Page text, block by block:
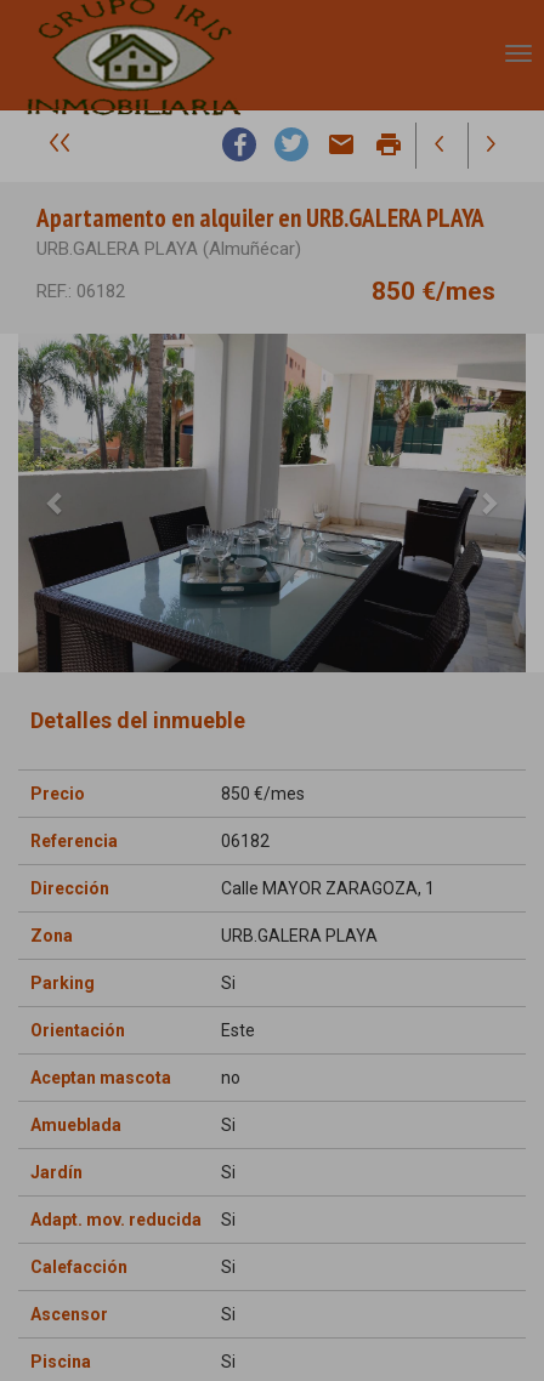
email print
Apartamento en alquiler en URB.GALERA PLAYA
URB.GALERA PLAYA (Almuñécar)
REF.: 06182
850 €/mes
Detalles del inmueble
Precio 850 €/mes
Referencia 06182
Dirección Calle MAYOR ZARAGOZA, 1
Zona URB.GALERA PLAYA
Parking Si
Orientación Este
Aceptan mascota no
Amueblada Si
Jardín Si
Adapt. mov. reducida Si
Calefacción Si
Ascensor Si
Piscina Si